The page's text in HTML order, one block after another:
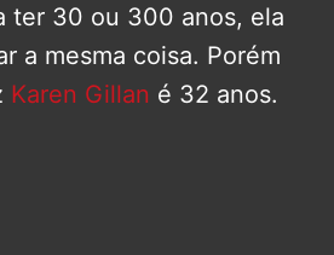
ter 30 ou 300 anos, ela
a mesma coisa. Porém
Karen Gillan é 32 anos.